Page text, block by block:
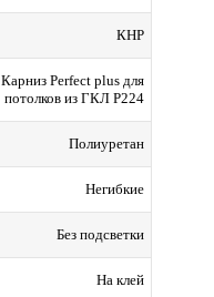
КНР
Карниз Perfect plus для
потолков из ГКЛ P224
Полиуретан
Негибкие
Без подсветки
На клей